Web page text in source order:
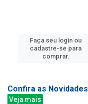
Faça seu login ou
cadastre-se para
comprar.
Confira as Novidades
Veja mais